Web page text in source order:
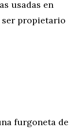
usadas en
ser propietario
furgoneta de